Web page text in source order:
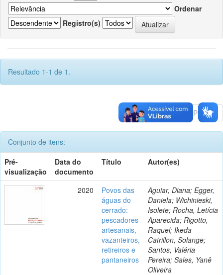
Ordenar
Registro(s)
Resultado 1-1 de 1.
Anterior 1 Póximo
Conjunto de itens:
Pré-
visualização
Data do
documento
Título Autor(es)
2020
Povos das
águas do
cerrado:
pescadores
artesanais,
vazanteiros,
retireiros e
pantaneiros
Aguiar, Diana; Egger,
Daniela; Wichinieski,
Isolete; Rocha, Letícia
Aparecida; Rigotto,
Raquel; Ikeda-
Catrillon, Solange;
Santos, Valéria
Pereira; Sales, Yanê
Oliveira